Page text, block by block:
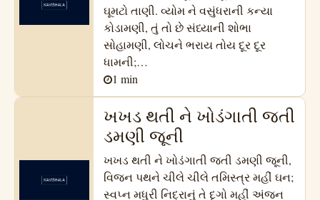
ઘૂમટો તાણી. વ્યોમ ને વસુંધરાની કન્યા
કોડામણી, તું તો છે સંધ્યાની શોભા
સોહામણી, લોચને ભરાય તોય દૂર દૂર
ધામની;…
1 min
ખખડ થતી ને ખોડંગાતી જતી
ડમણી જૂની
ખખડ થતી ને ખોડંગાતી જતી ડમણી જૂની,
વિજન પથને ચીલે ચીલે તમિસ્ત્ર મહીં ઘન;
સ્વપ્ન મધુરી નિદ્રાનું તે દૃગો મહીં અંજન